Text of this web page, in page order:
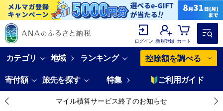
ログイン 新規登録 カート
カテゴリ 地域 ランキング 控除額を調べる
寄付額 旅先を探す 特集 ご利用ガイド
マイル積算サービス終了のお知らせ